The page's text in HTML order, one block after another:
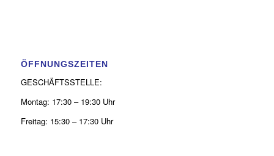
ÖFFNUNGSZEITEN
GESCHÄFTSSTELLE:
Montag: 17:30 – 19:30 Uhr
Freitag: 15:30 – 17:30 Uhr